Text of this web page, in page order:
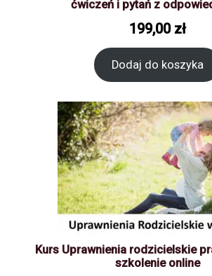
ćwiczeń i pytań z
199,00 zł
Dodaj do koszyka
Kurs Uprawnienia rodzicielskie
szkolenie online